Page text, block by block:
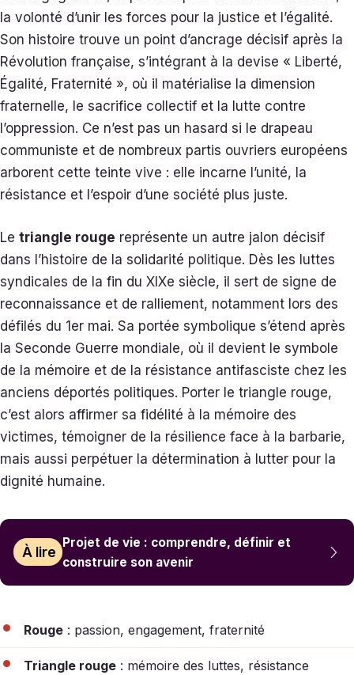
la volonté d’unir les forces pour la justice et l’égalité.
Son histoire trouve un point d’ancrage décisif après la
Révolution française, s’intégrant à la devise « Liberté,
Égalité, Fraternité », où il matérialise la dimension
fraternelle, le sacrifice collectif et la lutte contre
l’oppression. Ce n’est pas un hasard si le drapeau
communiste et de nombreux partis ouvriers européens
arborent cette teinte vive : elle incarne l’unité, la
résistance et l’espoir d’une société plus juste.
Le triangle rouge représente un autre jalon décisif
dans l’histoire de la solidarité politique. Dès les luttes
syndicales de la fin du XIXe siècle, il sert de signe de
reconnaissance et de ralliement, notamment lors des
défilés du 1er mai. Sa portée symbolique s’étend après
la Seconde Guerre mondiale, où il devient le symbole
de la mémoire et de la résistance antifasciste chez les
anciens déportés politiques. Porter le triangle rouge,
c’est alors affirmer sa fidélité à la mémoire des
victimes, témoigner de la résilience face à la barbarie,
mais aussi perpétuer la détermination à lutter pour la
dignité humaine.
À lire
Projet de vie : comprendre, définir et
construire son avenir
Rouge : passion, engagement, fraternité
Triangle rouge : mémoire des luttes, résistance